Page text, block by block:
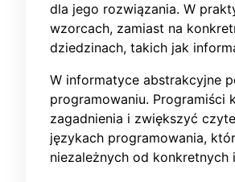
dla jego rozwiązania. W
wzorcach, zamiast na
dziedzinach, takich jak
W informatyce abstrakcyjne
programowaniu. Programiści
zagadnienia i zwiększyć
językach programowania,
niezależnych od konkretnych